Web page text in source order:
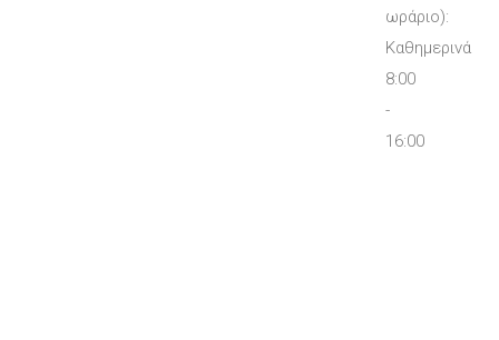
ωράριο):
Καθημερινά
8:00
-
16:00